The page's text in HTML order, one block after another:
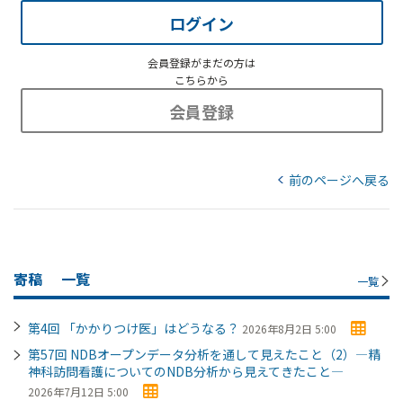
ログイン
会員登録がまだの方は
こちらから
会員登録
前のページへ戻る
寄稿 一覧 一覧
第4回 「かかりつけ医」はどうなる？ 2026年8月2日 5:00
第57回 NDBオープンデータ分析を通して見えたこと（2）―精
神科訪問看護についてのNDB分析から見えてきたこと―
2026年7月12日 5:00